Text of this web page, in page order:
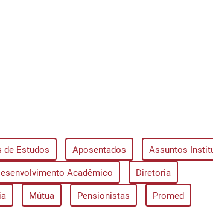
de Estudos Aposentados
Assuntos
Acadêmico
Diretoria
Mútua Pensionistas Promed